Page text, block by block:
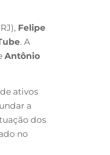
Felipe
. A
Antônio
ativos
a
dos
no